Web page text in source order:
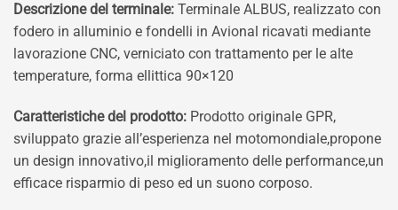
Descrizione del terminale: Terminale ALBUS, realizzato con
fodero in alluminio e fondelli in Avional ricavati mediante
lavorazione CNC, verniciato con trattamento per le alte
temperature, forma ellittica 90×120
Caratteristiche del prodotto: Prodotto originale GPR,
sviluppato grazie all’esperienza nel motomondiale,propone
un design innovativo,il miglioramento delle performance,un
efficace risparmio di peso ed un suono corposo.